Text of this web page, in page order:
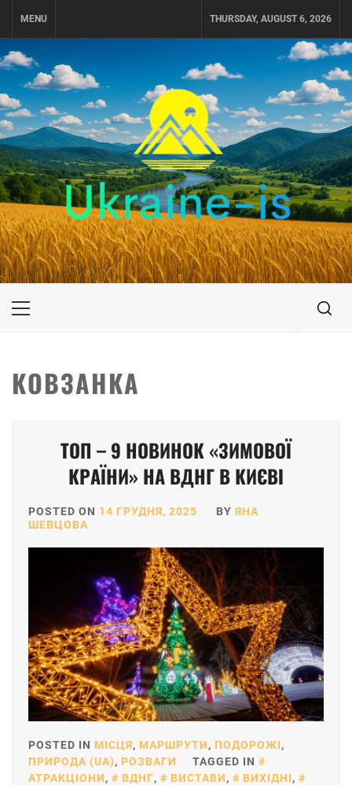
MENU THURSDAY, AUGUST 6, 2026
UKRAINE-IS
ПОДОРОЖI ПО УКРАЇНІ
Primary
КОВЗАНКА
ТОП – 9 НОВИНОК «ЗИМОВОЇ
КРАЇНИ» НА ВДНГ В КИЄВІ
POSTED ON 14 ГРУДНЯ, 2025 BY ЯНА
ШЕВЦОВА
POSTED IN МІСЦЯ, МАРШРУТИ, ПОДОРОЖІ,
ПРИРОДА (UA), РОЗВАГИ
TAGGED IN
АТРАКЦІОНИ, ВДНГ, ВИСТАВИ, ВИХІДНІ,